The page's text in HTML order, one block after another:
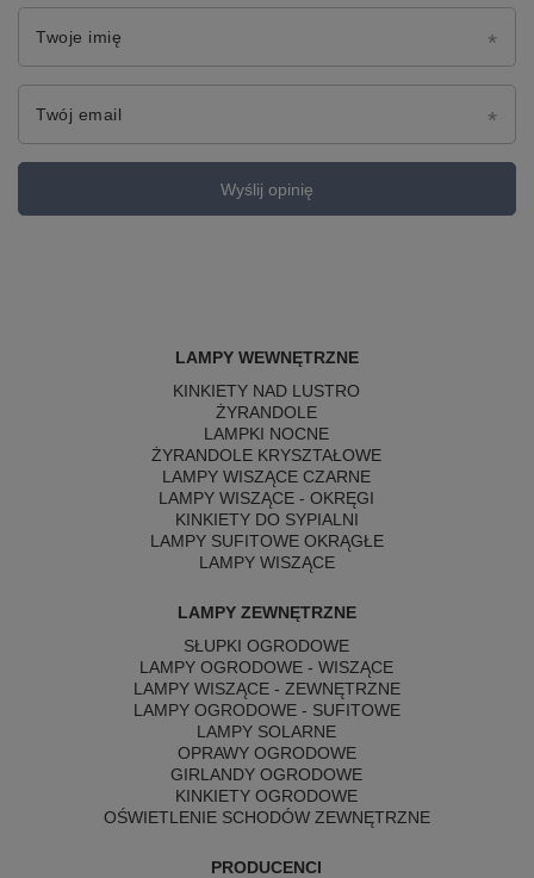
Twoje imię
Twój email
Wyślij opinię
LAMPY WEWNĘTRZNE
KINKIETY NAD LUSTRO
ŻYRANDOLE
LAMPKI NOCNE
ŻYRANDOLE KRYSZTAŁOWE
LAMPY WISZĄCE CZARNE
LAMPY WISZĄCE - OKRĘGI
KINKIETY DO SYPIALNI
LAMPY SUFITOWE OKRĄGŁE
LAMPY WISZĄCE
LAMPY ZEWNĘTRZNE
SŁUPKI OGRODOWE
LAMPY OGRODOWE - WISZĄCE
LAMPY WISZĄCE - ZEWNĘTRZNE
LAMPY OGRODOWE - SUFITOWE
LAMPY SOLARNE
OPRAWY OGRODOWE
GIRLANDY OGRODOWE
KINKIETY OGRODOWE
OŚWIETLENIE SCHODÓW ZEWNĘTRZNE
PRODUCENCI